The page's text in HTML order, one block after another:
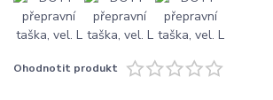
Ohodnotit produkt